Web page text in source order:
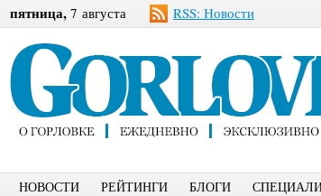
пятница, 7 августа RSS: Новости
НОВОСТИ РЕЙТИНГИ БЛОГИ